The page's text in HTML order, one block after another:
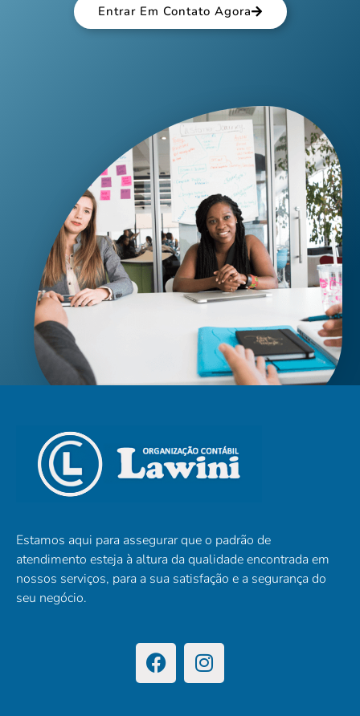
Entrar Em Contato Agora
Estamos aqui para assegurar que o padrão de
atendimento esteja à altura da qualidade encontrada em
nossos serviços, para a sua satisfação e a segurança do
seu negócio.